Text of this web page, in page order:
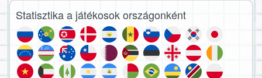
Statisztika a játékosok országonként